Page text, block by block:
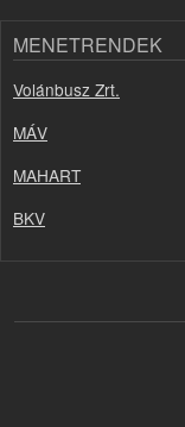
MENETRENDEK
Volánbusz Zrt.
MÁV
MAHART
BKV